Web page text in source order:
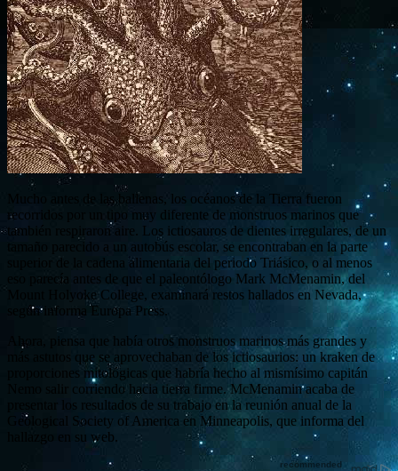
Mucho antes de las ballenas, los océanos de la Tierra fueron
recorridos por un tipo muy diferente de monstruos marinos que
también respiraron aire. Los ictiosauros de dientes irregulares, de un
tamaño parecido a un autobús escolar, se encontraban en la parte
superior de la cadena alimentaria del periodo Triásico, o al menos
eso parecía antes de que el paleontólogo Mark McMenamin, del
Mount Holyoke College, examinará restos hallados en Nevada,
según informa Europa Press.
Ahora, piensa que había otros monstruos marinos más grandes y
más astutos que se aprovechaban de los ictiosaurios: un kraken de
proporciones mitológicas que habría hecho al mismísimo capitán
Nemo salir corriendo hacia tierra firme. McMenamin acaba de
presentar los resultados de su trabajo en la reunión anual de la
Geological Society of America en Minneapolis, que informa del
hallazgo en su web.